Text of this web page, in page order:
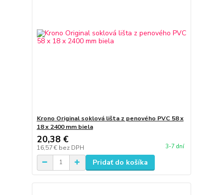
Krono Original soklová lišta z penového PVC 58 x
18 x 2400 mm biela
20,38 €
16,57 € bez DPH 3-7 dní
Pridať do košíka